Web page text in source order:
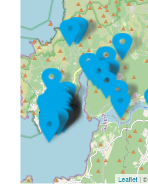
Leaflet| ©